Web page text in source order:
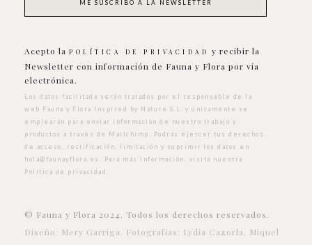
Acepto la POLÍTICA DE PRIVACIDAD
y recibir la
Newsletter con información de Fauna y Flora por vía
electrónica.
Los datos facilitada serán tratados por el responsable de la
web Fauna y Flora Inspired by Nature S.L. y únicamente se
emplearán para enviar información de nuestro trabajo y
productos a través de Mailchimp. Podrás ejercer tus derechos
de acceso, rectificación, limitación y suprimir los datos en
hola@faunayflora.es
. Para más información, visita nuestra
Política de privacidad
© Fauna y Flora 2024. Todos los derechos reservados.
Diseño: Mery Garriga. Fotografías: Lydia Cazorla, Miquel